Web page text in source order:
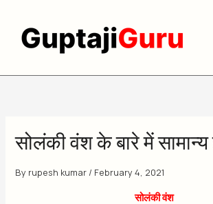
content
सोलंकी वंश के बारे में सामान्य
By rupesh kumar / February 4, 2021
सोलंकी वंश